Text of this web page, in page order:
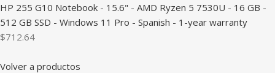
HP 255 G10 Notebook - 15.6" - AMD Ryzen 5 7530U - 16 GB -
512 GB SSD - Windows 11 Pro - Spanish - 1-year warranty
$712.64
Volver a productos